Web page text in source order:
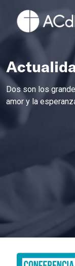
Dos son los
amor y la